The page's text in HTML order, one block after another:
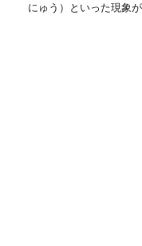
にゅう）といった現象